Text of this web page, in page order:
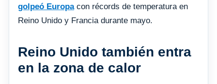
golpeó Europacon récords de temperatura en
Reino Unido y Francia durante mayo.
Reino Unido también entra
en la zona de calor